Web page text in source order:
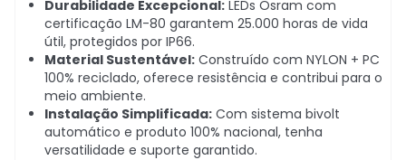
Durabilidade Excepcional: LEDs Osram com
certificação LM-80 garantem 25.000 horas de vida
útil, protegidos por IP66.
Material Sustentável: Construído com NYLON + PC
100% reciclado, oferece resistência e contribui para o
meio ambiente.
Instalação Simplificada: Com sistema bivolt
automático e produto 100% nacional, tenha
versatilidade e suporte garantido.